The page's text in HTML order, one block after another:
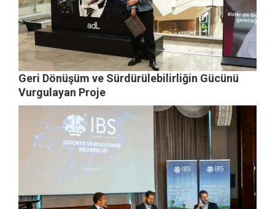
Geri Dönüşüm ve Sürdürülebilirliğin Gücünü
Vurgulayan Proje